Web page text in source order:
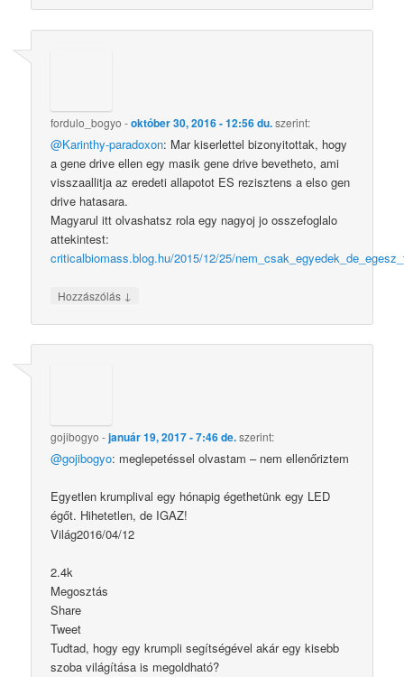
fordulo_bogyo -október 30, 2016 - 12:56 du.szerint:
@Karinthy-paradoxon: Mar kiserlettel bizonyitottak, hogy
a gene drive ellen egy masik gene drive bevetheto, ami
visszaallitja az eredeti allapotot ES rezisztens a elso gen
drive hatasara.
Magyarul itt olvashatsz rola egy nagyoj jo osszefoglalo
attekintest:
criticalbiomass.blog.hu/2015/12/25/
Hozzászólás ↓
gojibogyo -január 19, 2017 - 7:46 de.szerint:
@gojibogyo: meglepetéssel olvastam – nem ellenőriztem
Egyetlen krumplival egy hónapig égethetünk egy LED
égőt. Hihetetlen, de IGAZ!
Világ2016/04/12
2.4k
Megosztás
Share
Tweet
Tudtad, hogy egy krumpli segítségével akár egy kisebb
szoba világítása is megoldható?